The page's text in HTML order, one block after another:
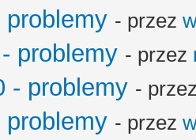
- przez
problemy - przez
- problemy -
- przez